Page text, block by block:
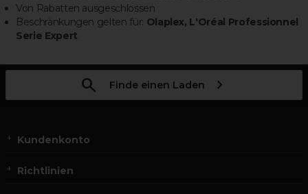
Von Rabatten ausgeschlossen
Beschränkungen gelten für: Olaplex, L'Oréal Professionnel
Serie Expert
Finde einen Laden
Kundenkonto
Richtlinien